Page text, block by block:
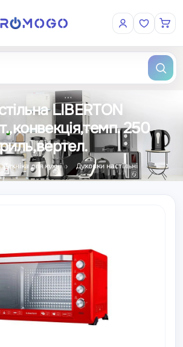
LIBERTON
250
Техніка для кухні Духовки настільні